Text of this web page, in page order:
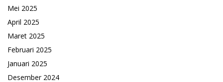
Mei 2025
April 2025
Maret 2025
Februari 2025
Januari 2025
Desember 2024